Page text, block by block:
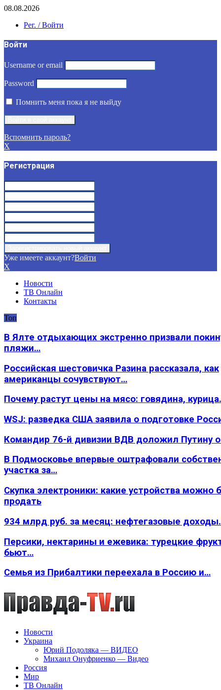
08.08.2026
Рег. / Войти
Войти
Username or email
Password
Помнить меня пока я не выйду
Вспомнить пароль?
X
Регистрация
Уже имеете аккаунт?Войти
X
Новости
ТВ Онлайн
Контакты
Топ
В Ялте отдыхающих экстренно призвали
пляжи…
Российская шестовичка Разина рассказала, как
американцы сочувствуют…
Почему растут цены на мясо: говядина,
WSJ: разведка США заявила о подготовке
Командир 76-й дивизии ВДВ доложил Путину
В Подмосковье впервые оштрафовали
участка за…
Скупка электроники: какие устройства можно
продать
934 млрд руб. за месяц: нефтегазовые
Персики, нектарины и ежевика: турецкие
бьют…
Семья из Прибалтики переехала в Россию и…
Новости
Украина
Юрий Подоляка — ВИДЕО
Михаил Онуфриенко — Видео
Россия
Мир
ТВ Онлайн